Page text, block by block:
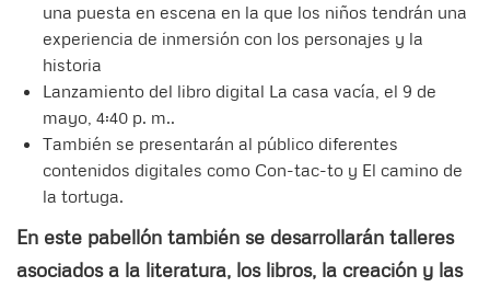
una puesta en escena en la que los niños tendrán una
experiencia de inmersión con los personajes y la
historia
Lanzamiento del libro digital La casa vacía, el 9 de
mayo, 4:40 p. m..
También se presentarán al público diferentes
contenidos digitales como Con-tac-to y El camino de
la tortuga.
En este pabellón también se desarrollarán talleres
asociados a la literatura, los libros, la creación y las